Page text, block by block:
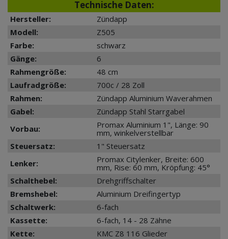
Technische Daten:
Hersteller:
Zündapp
Modell:
Z505
Farbe:
schwarz
Gänge:
6
Rahmengröße:
48 cm
Laufradgröße:
700c / 28 Zoll
Rahmen:
Zündapp Aluminium Waverahmen
Gabel:
Zündapp Stahl Starrgabel
Vorbau:
Promax Aluminium 1", Länge: 90
mm, winkelverstellbar
Steuersatz:
1" Steuersatz
Lenker:
Promax Citylenker, Breite: 600
mm, Rise: 60 mm, Kröpfung: 45°
Schalthebel:
Drehgriffschalter
Bremshebel:
Aluminium Dreifingertyp
Schaltwerk:
6-fach
Kassette:
6-fach, 14 - 28 Zähne
Kette:
KMC Z8 116 Glieder